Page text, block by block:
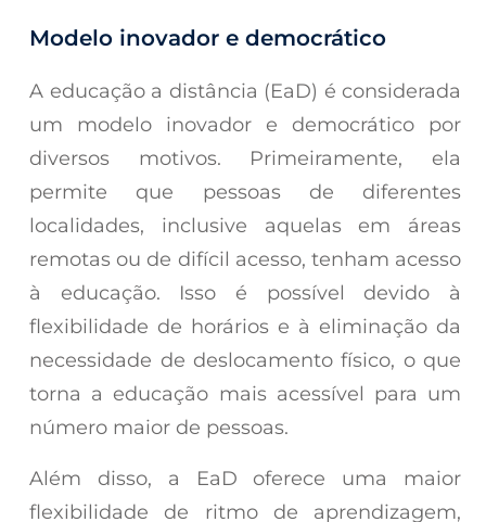
Modelo inovador e democrático
A educação a distância (EaD) é considerada
um modelo inovador e democrático por
diversos motivos. Primeiramente, ela
permite que pessoas de diferentes
localidades, inclusive aquelas em áreas
remotas ou de difícil acesso, tenham acesso
à educação. Isso é possível devido à
flexibilidade de horários e à eliminação da
necessidade de deslocamento físico, o que
torna a educação mais acessível para um
número maior de pessoas.
Além disso, a EaD oferece uma maior
flexibilidade de ritmo de aprendizagem,